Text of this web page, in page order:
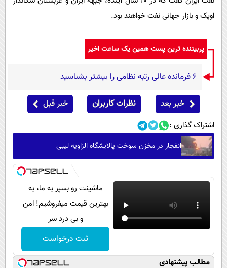
اوپک و بازار جهانی نفت خواهند بود.
پربیننده ترین پست همین یک ساعت اخیر
۶ فرمانده عالی رتبه نظامی را بیشتر بشناسید
خبر بعد نظرات کاربران خبر قبل
اشتراک گذاری :
انفجار در مخزن سوخت پالایشگاه الزاویه لیبی
ماشینت رو بسپر به ما، به
بهترین قیمت میفروشیم! امن
و بی درد سر
ثبت درخواست
مطالب پیشنهادی